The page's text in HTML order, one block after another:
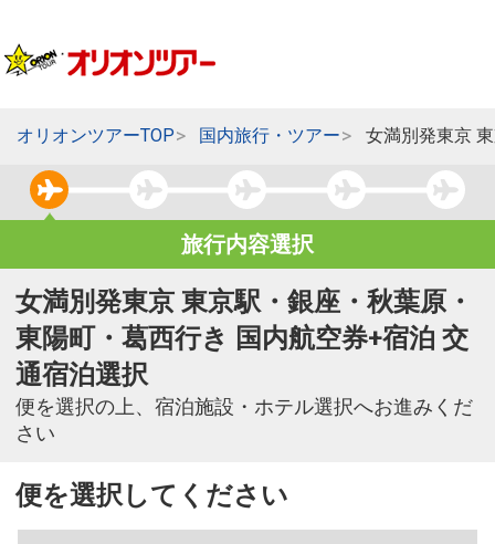
オリオンツアーTOP 国内旅行・ツアー 女満別発東京
旅行内容選択
女満別発東京 東京駅・銀座・秋葉原・
東陽町・葛西行き 国内航空券+宿泊 交
通宿泊選択
便を選択の上、宿泊施設・ホテル選択へお進みくだ
さい
便を選択してください